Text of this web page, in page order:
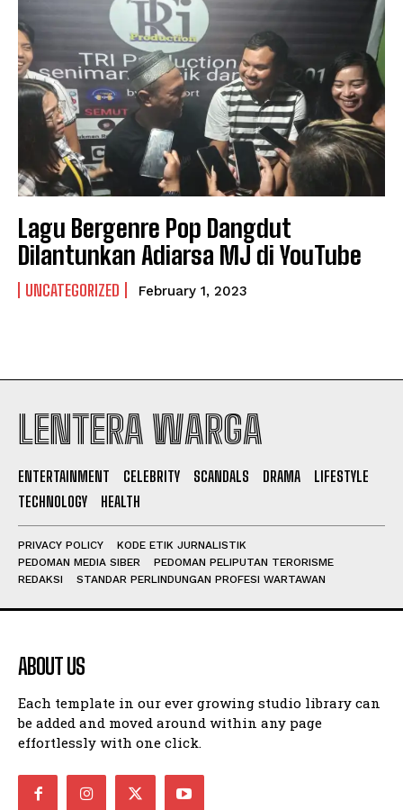
NEWSLETTER
NEWSLETTER
I WANT IN
I've read and accept the
Lagu Bergenre Pop Dangdut
Dilantunkan Adiarsa MJ di YouTube
UNCATEGORIZED February 1, 2023
LENTERA WARGA
ENTERTAINMENT CELEBRITY SCANDALS DRAMA
LIFESTYLE
TECHNOLOGY
HEALTH
PRIVACY POLICY
KODE ETIK JURNALISTIK
PEDOMAN MEDIA SIBER
PEDOMAN PELIPUTAN TERORISME
REDAKSI
STANDAR PERLINDUNGAN PROFESI WARTAWAN
ABOUT US
Each template in our ever growing studio library can
be added and moved around within any page
effortlessly with one click.